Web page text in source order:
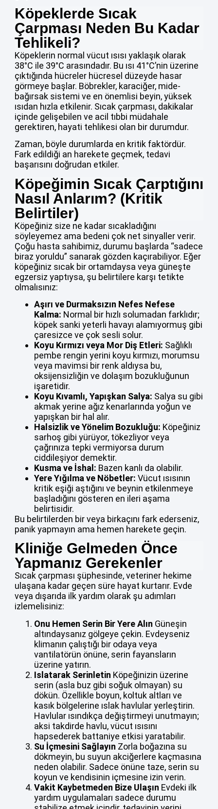
Köpeklerde Sıcak
Çarpması Neden Bu Kadar
Tehlikeli?
Köpeklerin normal vücut ısısı yaklaşık olarak
38°C ile 39°C arasındadır. Bu ısı 41°C’nin üzerine
çıktığında hücreler hücresel düzeyde hasar
görmeye başlar. Böbrekler, karaciğer, mide-
bağırsak sistemi ve en önemlisi beyin, yüksek
ısıdan hızla etkilenir. Sıcak çarpması, dakikalar
içinde gelişebilen ve acil tıbbi müdahale
gerektiren, hayati tehlikesi olan bir durumdur.
Zaman, böyle durumlarda en kritik faktördür.
Fark edildiği an harekete geçmek, tedavi
başarısını doğrudan etkiler.
Köpeğimin Sıcak Çarptığını
Nasıl Anlarım? (Kritik
Belirtiler)
Köpeğiniz size ne kadar sıcakladığını
söyleyemez ama bedeni çok net sinyaller verir.
Çoğu hasta sahibimiz, durumu başlarda “sadece
biraz yoruldu” sanarak gözden kaçırabiliyor. Eğer
köpeğiniz sıcak bir ortamdaysa veya güneşte
egzersiz yaptıysa, şu belirtilere karşı tetikte
olmalısınız:
Aşırı ve Durmaksızın Nefes Nefese
Kalma: Normal bir hızlı solumadan farklıdır;
köpek sanki yeterli havayı alamıyormuş gibi
çaresizce ve çok sesli solur.
Koyu Kırmızı veya Mor Diş Etleri: Sağlıklı
pembe rengin yerini koyu kırmızı, morumsu
veya mavimsi bir renk aldıysa bu,
oksijensizliğin ve dolaşım bozukluğunun
işaretidir.
Koyu Kıvamlı, Yapışkan Salya: Salya su gibi
akmak yerine ağız kenarlarında yoğun ve
yapışkan bir hal alır.
Halsizlik ve Yönelim Bozukluğu: Köpeğiniz
sarhoş gibi yürüyor, tökezliyor veya
çağrınıza tepki vermiyorsa durum
ciddileşiyor demektir.
Kusma ve İshal: Bazen kanlı da olabilir.
Yere Yığılma ve Nöbetler: Vücut ısısının
kritik eşiği aştığını ve beynin etkilenmeye
başladığını gösteren en ileri aşama
belirtisidir.
Bu belirtilerden bir veya birkaçını fark ederseniz,
panik yapmayın ama hemen harekete geçin.
Kliniğe Gelmeden Önce
Yapmanız Gerekenler
Sıcak çarpması şüphesinde, veteriner hekime
ulaşana kadar geçen süre hayat kurtarır. Evde
veya dışarıda ilk yardım olarak şu adımları
izlemelisiniz:
Onu Hemen Serin Bir Yere Alın Güneşin
altındaysanız gölgeye çekin. Evdeyseniz
klimanın çalıştığı bir odaya veya
vantilatörün önüne, serin fayansların
üzerine yatırın.
Islatarak Serinletin Köpeğinizin üzerine
serin (asla buz gibi soğuk olmayan) su
dökün. Özellikle boyun, koltuk altları ve
kasık bölgelerine ıslak havlular yerleştirin.
Havlular ısındıkça değiştirmeyi unutmayın;
aksi takdirde havlu, vücut ısısını
hapsederek battaniye etkisi yaratabilir.
Su İçmesini Sağlayın Zorla boğazına su
dökmeyin, bu suyun akciğerlere kaçmasına
neden olabilir. Sadece önüne taze, serin su
koyun ve kendisinin içmesine izin verin.
Vakit Kaybetmeden Bize Ulaşın Evdeki ilk
yardım uygulamaları sadece durumu